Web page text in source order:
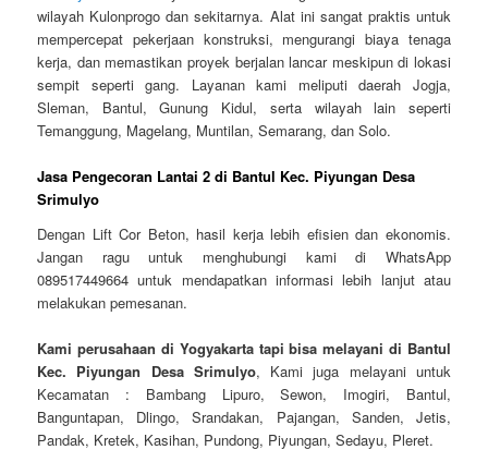
wilayah Kulonprogo dan sekitarnya. Alat ini sangat praktis untuk
mempercepat pekerjaan konstruksi, mengurangi biaya tenaga
kerja, dan memastikan proyek berjalan lancar meskipun di lokasi
sempit seperti gang. Layanan kami meliputi daerah Jogja,
Sleman, Bantul, Gunung Kidul, serta wilayah lain seperti
Temanggung, Magelang, Muntilan, Semarang, dan Solo.
Jasa Pengecoran Lantai 2 di Bantul Kec. Piyungan Desa
Srimulyo
Dengan Lift Cor Beton, hasil kerja lebih efisien dan ekonomis.
Jangan ragu untuk menghubungi kami di WhatsApp
089517449664 untuk mendapatkan informasi lebih lanjut atau
melakukan pemesanan.
Kami perusahaan di Yogyakarta tapi bisa melayani di Bantul
Kec. Piyungan Desa Srimulyo, Kami juga melayani untuk
Kecamatan : Bambang Lipuro, Sewon, Imogiri, Bantul,
Banguntapan, Dlingo, Srandakan, Pajangan, Sanden, Jetis,
Pandak, Kretek, Kasihan, Pundong, Piyungan, Sedayu, Pleret.